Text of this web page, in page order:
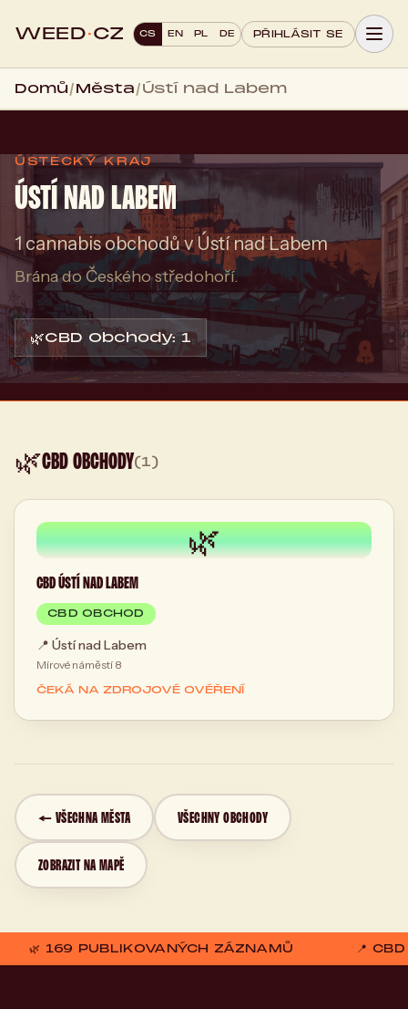
WEED·CZ CS EN PL DE PŘIHLÁSIT SE
Domů/Města/Ústí nad Labem
ÚSTECKÝ KRAJ
ÚSTÍ NAD LABEM
1 cannabis obchodů v Ústí nad Labem
Brána do Českého středohoří.
🌿CBD Obchody: 1
🌿CBD OBCHODY(1)
🌿
CBD ÚSTÍ NAD LABEM
CBD OBCHOD
📍 Ústí nad Labem
Mírové náměstí 8
ČEKÁ NA ZDROJOVÉ OVĚŘENÍ
← VŠECHNA MĚSTA VŠECHNY OBCHODY
ZOBRAZIT NA MAPĚ
🌿 169 PUBLIKOVANÝCH ZÁZNAMŮ 📍